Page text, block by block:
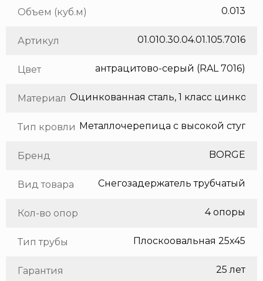
Объем (куб.м) 0.013
Артикул 01.010.30.04.01.105.7016
Цвет антрацитово-серый (RAL 7016)
Материал
Тип кровли
Бренд BORGE
Вид товара Снегозадержатель трубчатый
Кол-во опор 4 опоры
Тип трубы Плоскоовальная 25х45
Гарантия 25 лет